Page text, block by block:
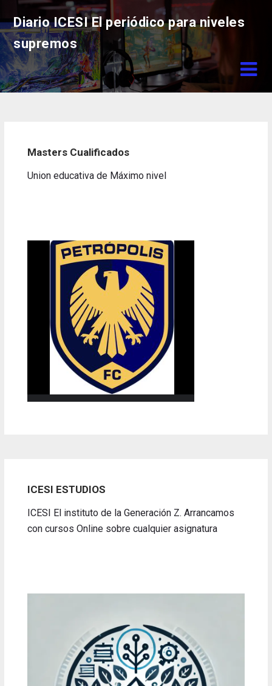
to
content
Diario ICESI El periódico para niveles
supremos
Masters Cualificados
Union educativa de Máximo nivel
ICESI ESTUDIOS
ICESI El instituto de la Generación Z. Arrancamos
con cursos Online sobre cualquier asignatura